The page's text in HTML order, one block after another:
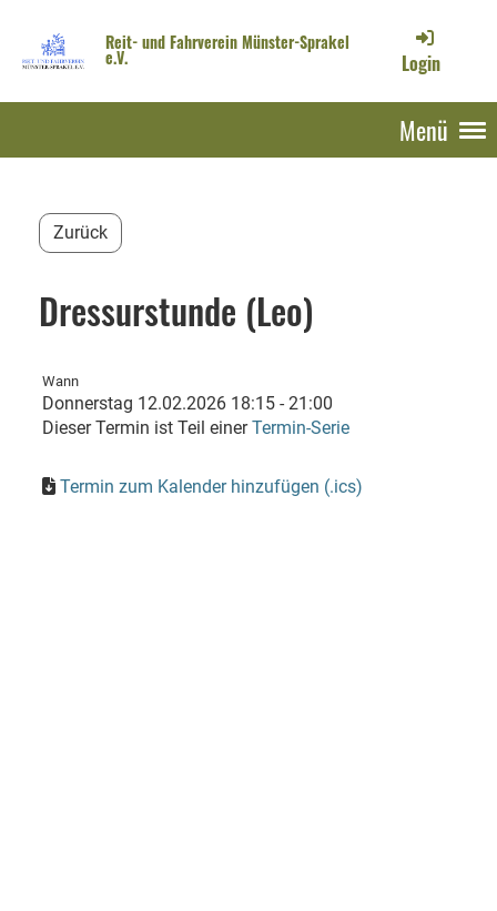
Reit- und Fahrverein Münster-Sprakel
e.V. Login
Menü
Zurück
Dressurstunde (Leo)
Wann
Donnerstag 12.02.2026 18:15 - 21:00
Dieser Termin ist Teil einerTermin-Serie
Termin zum Kalender hinzufügen (.ics)